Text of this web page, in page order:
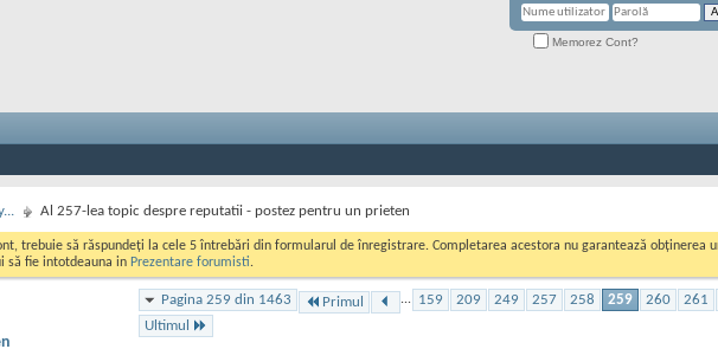
Memorez Cont?
Al 257-lea topic despre reputatii - postez pentru un prieten
trebuie să răspundeți la cele 5 întrebări din formularul de înregistrare. Completarea acestora nu garantează obținerea
să fie intotdeauna in Prezentare forumisti.
Pagina 259 din 1463 Primul ... 159 209 249 257 258 259 260 261
Ultimul